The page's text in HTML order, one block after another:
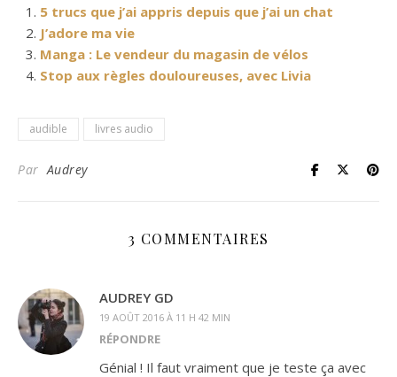
5 trucs que j’ai appris depuis que j’ai un chat
J’adore ma vie
Manga : Le vendeur du magasin de vélos
Stop aux règles douloureuses, avec Livia
audible livres audio
ParAudrey
3 COMMENTAIRES
AUDREY GD
19 AOÛT 2016 À 11 H 42 MIN
RÉPONDRE
Génial ! Il faut vraiment que je teste ça avec